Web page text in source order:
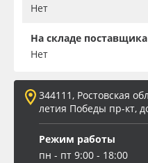
Нет
На складе поставщика
Нет
344111, Ростовская
летия Победы пр-кт,
Режим работы
пн - пт 9:00 - 18:00